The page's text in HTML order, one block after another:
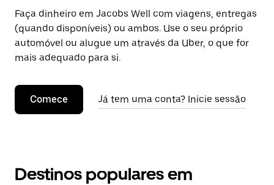
Faça dinheiro em Jacobs Well com viagens, entregas
(quando disponíveis) ou ambos. Use o seu próprio
automóvel ou alugue um através da Uber, o que for
mais adequado para si.
Comece Já tem uma conta? Inicie sessão
Destinos populares em